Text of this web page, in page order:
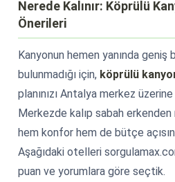
Nerede Kalınır: Köprülü
Önerileri
Kanyonun hemen yanında geniş
bulunmadığı için, köprülü
planınızı Antalya merkez
Merkezde kalıp sabah
hem konfor hem de bütçe
Aşağıdaki otelleri
puan ve yorumlara göre seçtik.